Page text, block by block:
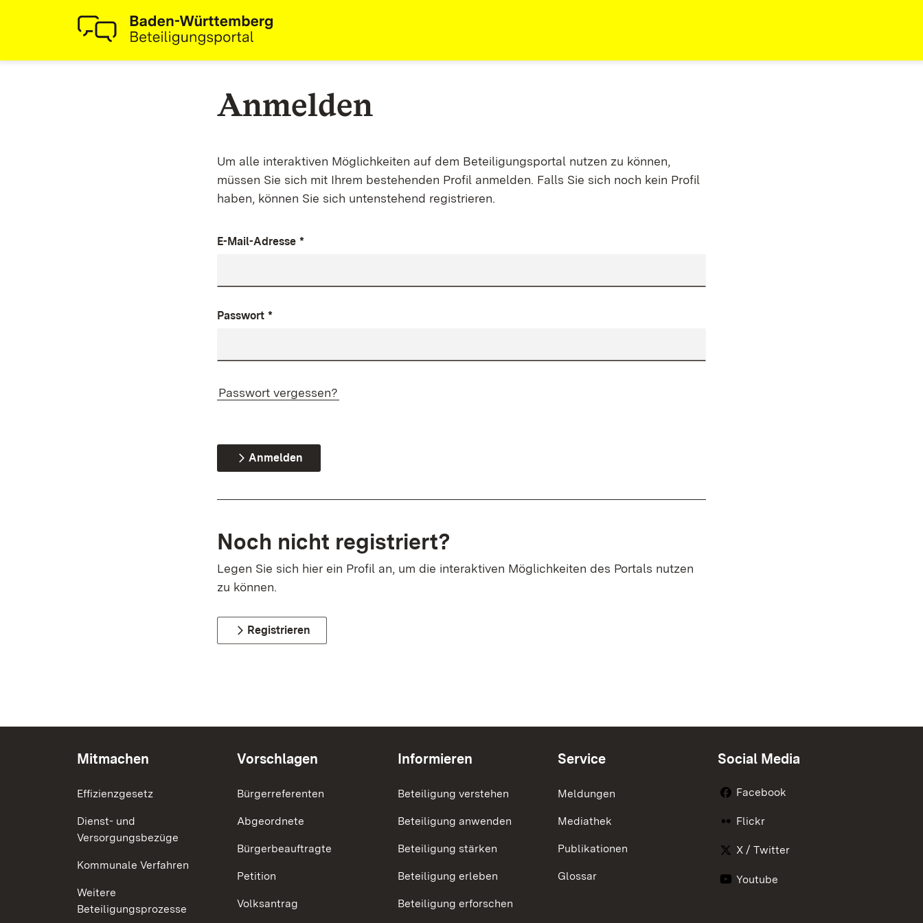
Anmelden
Um alle interaktiven Möglichkeiten auf dem Beteiligungsportal nutzen zu können,
müssen Sie sich mit Ihrem bestehenden Profil anmelden. Falls Sie sich noch kein Profil
haben, können Sie sich untenstehend registrieren.
E-Mail-Adresse *
Passwort *
Passwort vergessen?
Anmelden
Noch nicht registriert?
Legen Sie sich hier ein Profil an, um die interaktiven Möglichkeiten des Portals nutzen
zu können.
Registrieren
Mitmachen
Effizienzgesetz
Dienst- und
Versorgungsbezüge
Kommunale Verfahren
Weitere
Beteiligungsprozesse
Vorschlagen
Bürgerreferenten
Abgeordnete
Bürgerbeauftragte
Petition
Volksantrag
Informieren
Beteiligung verstehen
Beteiligung anwenden
Beteiligung stärken
Beteiligung erleben
Beteiligung erforschen
Service
Meldungen
Mediathek
Publikationen
Glossar
Social Media
Facebook
Flickr
X / Twitter
Youtube